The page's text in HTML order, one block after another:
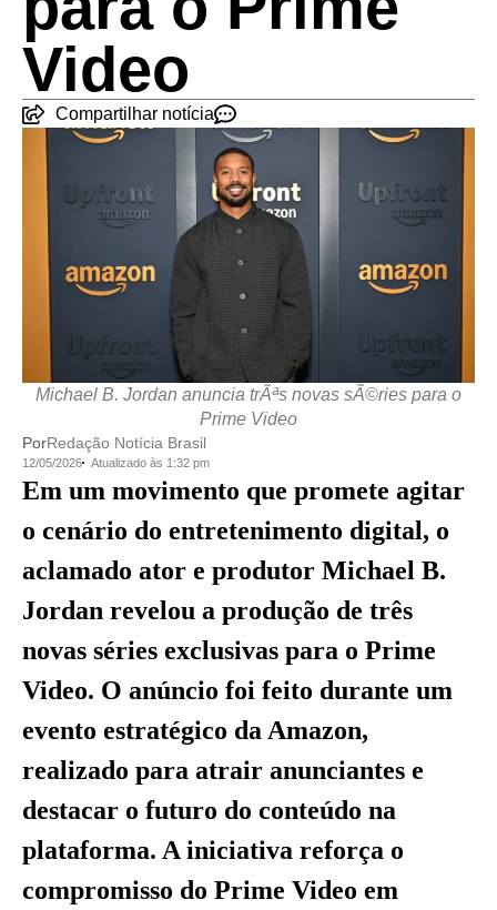
Video
Compartilhar notícia
Michael B. Jordan anuncia trÃªs novas sÃ©ries para o
Prime Video
PorRedação Notícia Brasil
12/05/2026 Atualizado às 1:32 pm
Em um movimento que promete agitar
o cenário do entretenimento digital, o
aclamado ator e produtor Michael B.
Jordan revelou a produção de três
novas séries exclusivas para o Prime
Video. O anúncio foi feito durante um
evento estratégico da Amazon,
realizado para atrair anunciantes e
destacar o futuro do conteúdo na
plataforma. A iniciativa reforça o
compromisso do Prime Video em